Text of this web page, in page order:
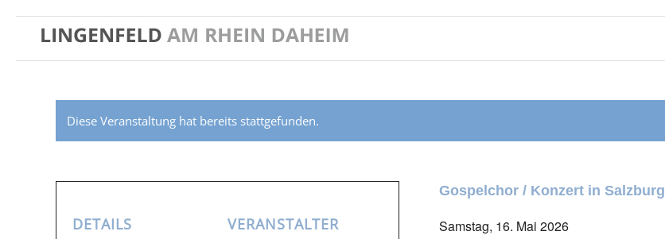
Diese Veranstaltung hat bereits stattgefunden.
Gospelchor / Konzert in Salzburg
Samstag, 16. Mai 2026
DETAILS VERANSTALTER